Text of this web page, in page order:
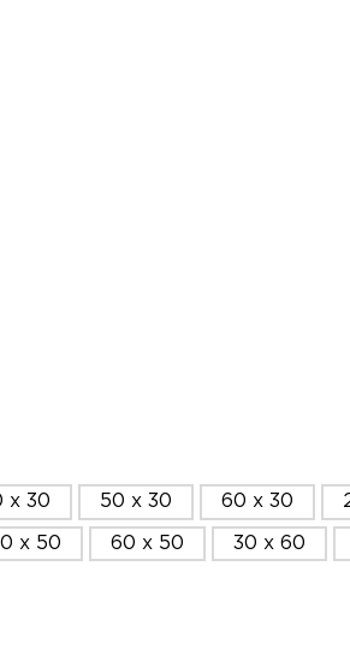
x 30 50 x 30 60 x 30
x 50 60 x 50 30 x 60